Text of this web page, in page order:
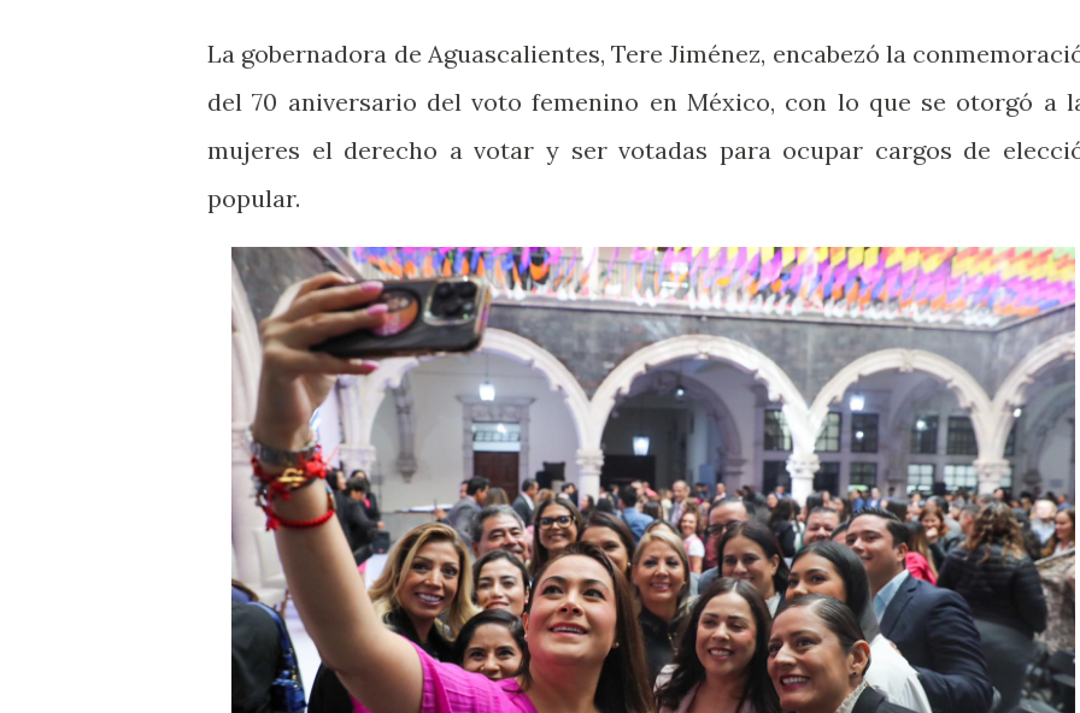
La gobernadora de Aguascalientes, Tere Jiménez, encabezó la
del 70 aniversario del voto femenino en México, con lo que se otorgó a
mujeres el derecho a votar y ser votadas para ocupar cargos de
popular.